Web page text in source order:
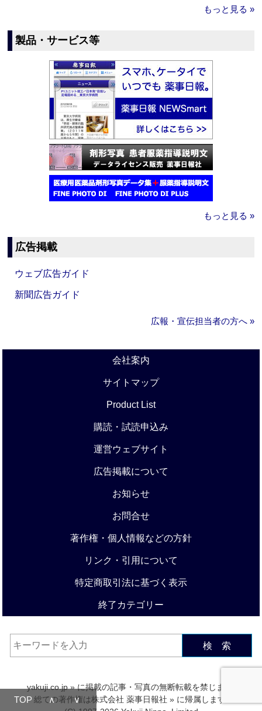
もっと見る »
製品・サービス等
もっと見る »
広告掲載
ウェブ広告ガイド
新聞広告ガイド
広報・宣伝担当者の方へ »
会社案内
サイトマップ
Product List
購読・試読申込み
運営ウェブサイト
広告掲載について
お知らせ
お問合せ
著作権・個人情報などの方針
リンク・引用について
特定商取引法に基づく表示
終了カテゴリー
検 索
yakuji.co.jp» に掲載の記事・写真の無断転載を禁じます.
総ての著作権は株式会社 薬事日報社 » に帰属します.
TOP ∧ ∨